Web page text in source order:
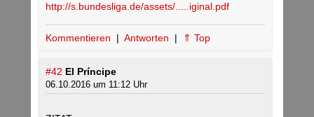
http://s.bundesliga.de/assets/.....iginal.pdf
Kommentieren | Antworten | ⇑ Top
#42 El Príncipe
06.10.2016 um 11:12 Uhr